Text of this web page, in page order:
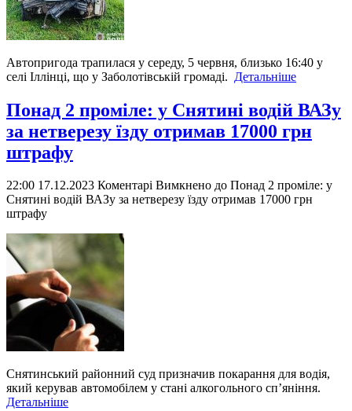
Автопригода трапилася у середу, 5 червня, близько 16:40 у
селі Іллінці, що у Заболотівській громаді. Детальніше
Понад 2 проміле: у Снятині водій ВАЗу
за нетверезу їзду отримав 17000 грн
штрафу
22:00 17.12.2023 Коментарі Вимкнено до Понад 2 проміле: у
Снятині водій ВАЗу за нетверезу їзду отримав 17000 грн
штрафу
Снятинський районний суд призначив покарання для водія,
який керував автомобілем у стані алкогольного сп’яніння.
Детальніше